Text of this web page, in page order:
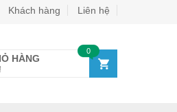
Khách hàng Liên hệ
HÀNG
0